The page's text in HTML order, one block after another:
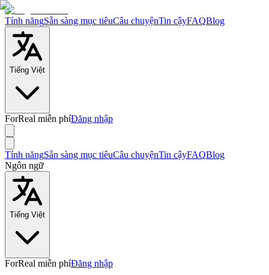
Tính năngSẵn sàng mục tiêuCâu chuyệnTin cậyFAQBlog
Tiếng Việt
ForReal miễn phíĐăng nhập
Tính năngSẵn sàng mục tiêuCâu chuyệnTin cậyFAQBlog
Ngôn ngữ
Tiếng Việt
ForReal miễn phíĐăng nhập